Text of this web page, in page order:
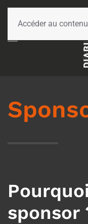
Accéder au
sponsor